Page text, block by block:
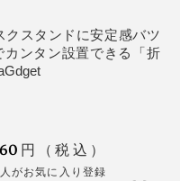
スの一種であるネオジ
った磁石。
ェライト磁石」と比較
だから、 iPhone 14
さをしっかり支えるこ
クスタンドに安定感バツ
カンタン設置できる「折
円（税込）
がお気に入り登録